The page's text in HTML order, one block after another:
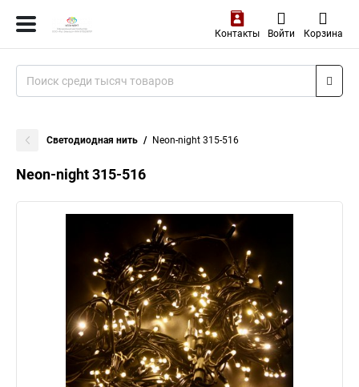
Контакты Войти Корзина
Светодиодная нить Neon-night 315-516
Neon-night 315-516